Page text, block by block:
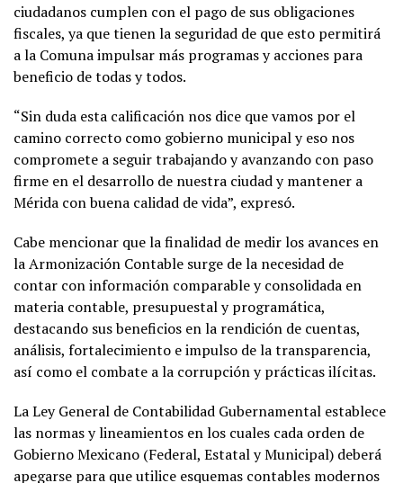
ciudadanos cumplen con el pago de sus obligaciones
fiscales, ya que tienen la seguridad de que esto permitirá
a la Comuna impulsar más programas y acciones para
beneficio de todas y todos.
“Sin duda esta calificación nos dice que vamos por el
camino correcto como gobierno municipal y eso nos
compromete a seguir trabajando y avanzando con paso
firme en el desarrollo de nuestra ciudad y mantener a
Mérida con buena calidad de vida”, expresó.
Cabe mencionar que la finalidad de medir los avances en
la Armonización Contable surge de la necesidad de
contar con información comparable y consolidada en
materia contable, presupuestal y programática,
destacando sus beneficios en la rendición de cuentas,
análisis, fortalecimiento e impulso de la transparencia,
así como el combate a la corrupción y prácticas ilícitas.
La Ley General de Contabilidad Gubernamental establece
las normas y lineamientos en los cuales cada orden de
Gobierno Mexicano (Federal, Estatal y Municipal) deberá
apegarse para que utilice esquemas contables modernos